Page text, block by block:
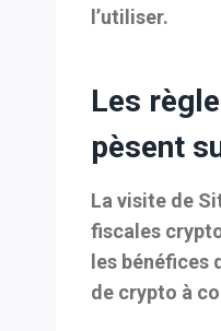
l’utiliser.
Les
pèsent
La visite de
fiscales
les bénéfices
de crypto à